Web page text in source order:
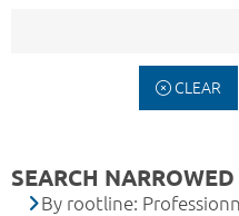
CLEAR
SEARCH NARROWED
By rootline: